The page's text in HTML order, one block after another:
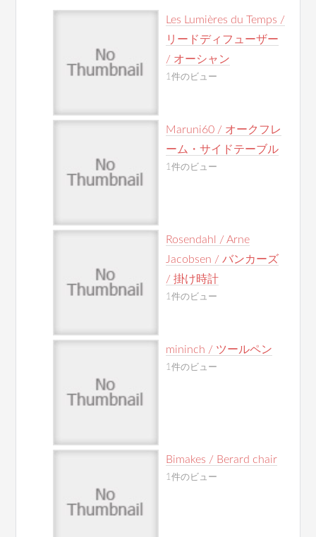
Les Lumières du Temps /
リードディフューザー
/ オーシャン
1件のビュー
Maruni60 / オークフレ
ーム・サイドテーブル
1件のビュー
Rosendahl / Arne
Jacobsen / バンカーズ
/ 掛け時計
1件のビュー
mininch / ツールペン
1件のビュー
Bimakes / Berard chair
1件のビュー